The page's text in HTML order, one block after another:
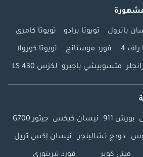
باترول تويوتا برادو تويوتا كامري
راف 4 فورد موستانج تويوتا كورولا
متسوبيشي باجيرو لكزس LS 430
بورش 911 نيسان كيكس جيتور G700
دودج تشالينجر نيسان إكس تريل
ميني كوبر فورد تيريتوري